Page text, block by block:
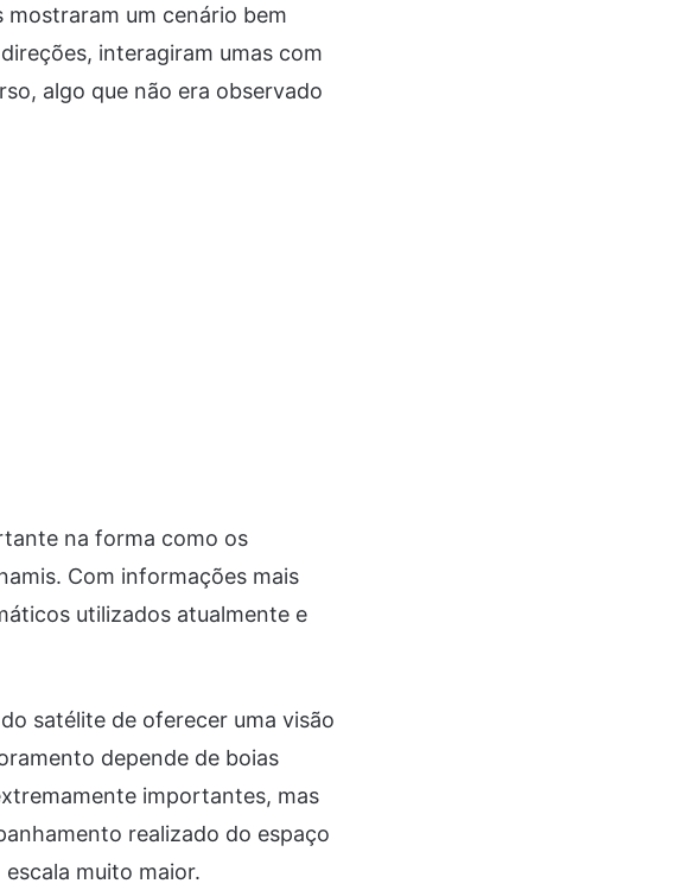
um cenário bem
interagiram umas com
algo que não era observado
na forma como os
Com informações mais
utilizados atualmente e
satélite de oferecer uma visão
depende de boias
importantes, mas
realizado do espaço
muito maior.